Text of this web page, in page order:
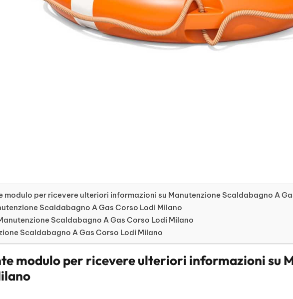
modulo per ricevere ulteriori informazioni su Manutenzione Scaldabagno A
Scaldabagno A Gas Corso Lodi Milano
Scaldabagno A Gas Corso Lodi Milano
Scaldabagno A Gas Corso Lodi Milano
modulo per ricevere ulteriori informazioni su